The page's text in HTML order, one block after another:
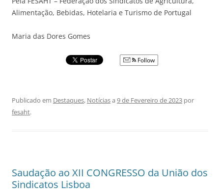
Alimentação, Bebidas, Hotelaria e Turismo de Portugal
Maria das Dores Gomes
Follow
Publicado em Destaques, Notíciasa 9 de Fevereiro de 2023 por
fesaht.
Saudação ao XII CONGRESSO da União dos
Sindicatos Lisboa